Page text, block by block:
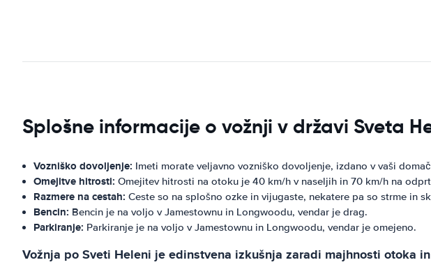
Splošne informacije o vožnji v državi Sveta
Vozniško dovoljenje: Imeti morate veljavno vozniško dovoljenje, izdano v vaši
Omejitve hitrosti: Omejitev hitrosti na otoku je 40 km/h v naseljih in 70 km/h na
Razmere na cestah: Ceste so na splošno ozke in vijugaste, nekatere pa so strme in
Bencin: Bencin je na voljo v Jamestownu in Longwoodu, vendar je drag.
Parkiranje: Parkiranje je na voljo v Jamestownu in Longwoodu, vendar je omejeno.
Vožnja po Sveti Heleni je edinstvena izkušnja zaradi majhnosti otoka